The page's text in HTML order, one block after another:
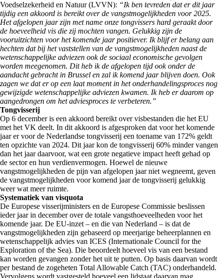
Voedselzekerheid en Natuur (LVVN): “Ik ben tevreden dat er dit jaar
tijdig een akkoord is bereikt over de vangstmogelijkheden voor 2025.
Het afgelopen jaar zijn met name onze tongvissers hard geraakt door
de hoeveelheid vis die zij mochten vangen. Gelukkig zijn de
vooruitzichten voor het komende jaar positiever. Ik blijf er belang aan
hechten dat bij het vaststellen van de vangstmogelijkheden naast de
wetenschappelijke adviezen ook de sociaal economische gevolgen
worden meegenomen. Dit heb ik de afgelopen tijd ook onder de
aandacht gebracht in Brussel en zal ik komend jaar blijven doen. Ook
zagen we dat er op een laat moment in het onderhandelingsproces nog
gewijzigde wetenschappelijke adviezen kwamen. Ik heb er daarom op
aangedrongen om het adviesproces te verbeteren.”
Tongvisserij
Op 6 december is een akkoord bereikt over visbestanden die het EU
met het VK deelt. In dit akkoord is afgesproken dat voor het komende
jaar er voor de Nederlandse tongvisserij een toename van 172% geldt
ten opzichte van 2024. Dit jaar kon de tongvisserij 60% minder vangen
dan het jaar daarvoor, wat een grote negatieve impact heeft gehad op
de sector en hun verdienvermogen. Hoewel de nieuwe
vangstmogelijkheden de pijn van afgelopen jaar niet wegneemt, geven
de vangstmogelijkheden voor komend jaar de tongvisserij gelukkig
weer wat meer ruimte.
Systematiek van visquota
De Europese visserijministers en de Europese Commissie beslissen
ieder jaar in december over de totale vangsthoeveelheden voor het
komende jaar. De EU-inzet – en die van Nederland – is dat de
vangstmogelijkheden zijn gebaseerd op meerjarige beheerplannen en
wetenschappelijk advies van ICES (Internationale Council for the
Exploration of the Sea). Die beoordeelt hoeveel vis van een bestand
kan worden gevangen zonder het uit te putten. Op basis daarvan wordt
per bestand de zogeheten Total Allowable Catch (TAC) onderhandeld.
Vervolgens wordt vastgesteld hoeveel een lidstaat daarvan mag